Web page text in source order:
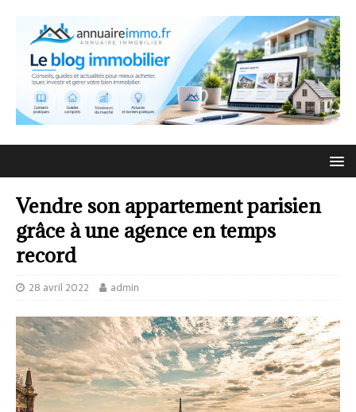
Vendre son appartement parisien
grâce à une agence en temps
record
28 avril 2022 admin